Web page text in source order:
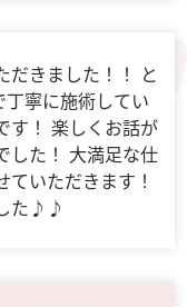
だきました！！ と
丁寧に施術してい
す！ 楽しくお話が
した！ 大満足な仕
いただきます！
た♪♪